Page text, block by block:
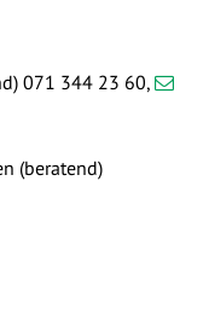
071 344 23 60,
(beratend)